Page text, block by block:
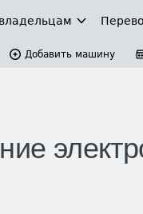
Добавить машину